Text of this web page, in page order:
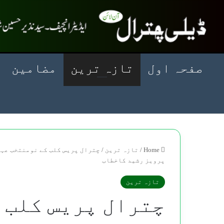
صفحہ اول تازہ ترین مضامین
/ تازہ ترین / چترال پریس کلب کے نومنتخب
پرویز رشید کاخطاب
تازہ ترین
چترال پریس